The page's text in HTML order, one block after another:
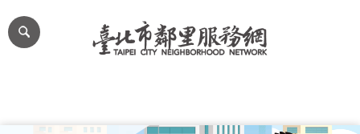
跳到主要內容區塊